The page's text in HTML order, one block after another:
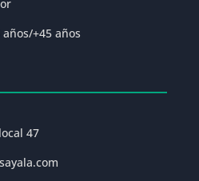
+45 años
47